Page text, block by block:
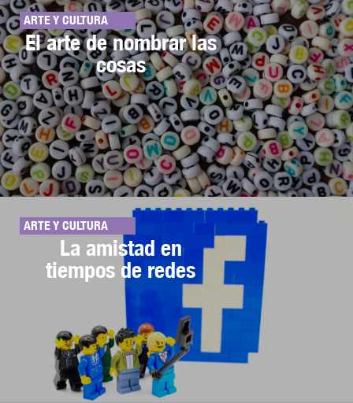
ARTE Y CULTURA
El arte de nombrar las
cosas
ARTE Y CULTURA
La amistad en
tiempos de redes